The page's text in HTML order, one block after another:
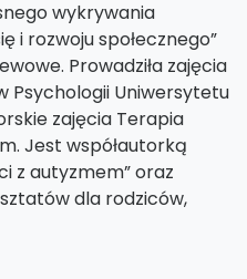
wykrywania
i rozwoju społecznego”
Prowadziła zajęcia
Psychologii Uniwersytetu
zajęcia Terapia
Jest współautorką
z autyzmem” oraz
dla rodziców,